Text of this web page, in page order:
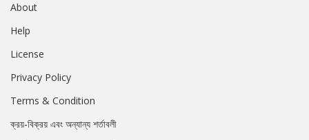
About
Help
License
Privacy Policy
Terms & Condition
ক্রয়-বিক্রয় এবং অন্যান্য শর্তাবলী